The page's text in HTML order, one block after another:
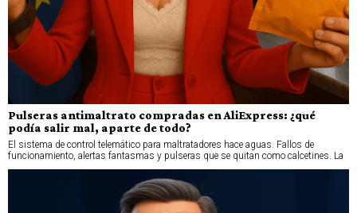
Pulseras antimaltrato compradas en AliExpress: ¿qué
podía salir mal, aparte de todo?
El sistema de control telemático para maltratadores hace aguas. Fallos de
funcionamiento, alertas fantasmas y pulseras que se quitan como calcetines. La